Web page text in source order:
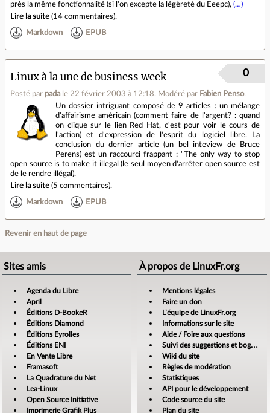
près la même fonctionnalité (si l'on excepte la légèreté du Eeepc), (…)
Lire la suite (14 commentaires).
Markdown EPUB
Linux à la une de business week
Posté par pada le 22 février 2003 à 12:18. Modéré par Fabien Penso.
0
Un dossier intriguant composé de 9 articles : un mélange
d'affairisme américain (comment faire de l'argent? : quand
on clique sur le lien Red Hat, c'est pour voir le cours de
l'action) et d'expression de l'esprit du logiciel libre. La
conclusion du dernier article (un bel inteview de Bruce
Perens) est un raccourci frappant : "The only way to stop
open source is to make it illegal (le seul moyen d'arrêter open source est
de le rendre illégal).
Lire la suite (5 commentaires).
Markdown EPUB
Revenir en haut de page
Sites amis
Agenda du Libre
April
Éditions D-BookeR
Éditions Diamond
Éditions Eyrolles
Éditions ENI
En Vente Libre
Framasoft
La Quadrature du Net
Lea-Linux
Open Source Initiative
Imprimerie Grafik Plus
À propos de LinuxFr.org
Mentions légales
Faire un don
L’équipe de LinuxFr.org
Informations sur le site
Aide / Foire aux questions
Suivi des suggestions et bogues
Wiki du site
Règles de modération
Statistiques
API pour le développement
Code source du site
Plan du site